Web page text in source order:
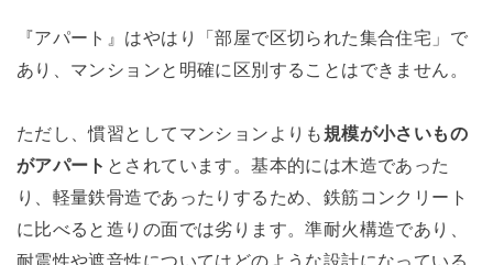
『アパート』はやはり「部屋で区切られた集合住宅」で
あり、マンションと明確に区別することはできません。
ただし、慣習としてマンションよりも 規模が小さいもの
がアパート とされています。基本的には木造であった
り、軽量鉄骨造であったりするため、鉄筋コンクリート
に比べると造りの面では劣ります。準耐火構造であり、
耐震性や遮音性についてはどのような設計になっている